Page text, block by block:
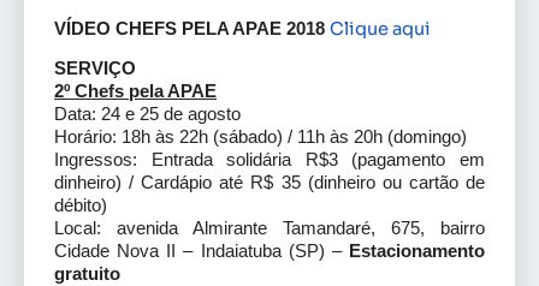
VÍDEO CHEFS PELA APAE 2018 Clique aqui
SERVIÇO
2º Chefs pela APAE
Data: 24 e 25 de agosto
Horário: 18h às 22h (sábado) / 11h às 20h (domingo)
Ingressos: Entrada solidária R$3 (pagamento em
dinheiro) / Cardápio até R$ 35 (dinheiro ou cartão de
débito)
Local: avenida Almirante Tamandaré, 675, bairro
Cidade Nova II – Indaiatuba (SP) – Estacionamento
gratuito